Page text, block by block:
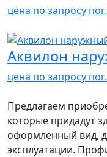
цена по запросу
Аквилон
цена по запросу
Предлагаем
которые придадут
оформленный вид,
эксплуатации.